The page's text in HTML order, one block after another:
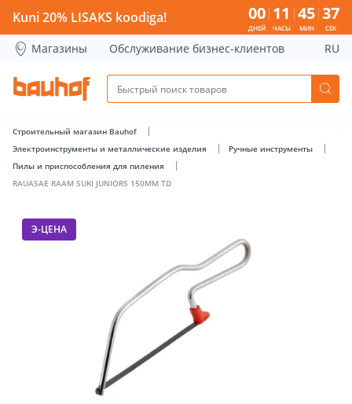
RAUASAE RAAM SUKI JUNIORS 150MM TD - Bauhof has
Kuni 20% LISAKS koodiga! 00
ДНЕЙ
11
ЧАСЫ
45
МИН
37
СЕК
Магазины Обслуживание бизнес-клиентов RU
Строительный магазин Bauhof
Электроинструменты и металлические изделия
Ручные инструменты
Пилы и приспособления для пиления
RAUASAE RAAM SUKI JUNIORS 150MM TD
Э-ЦЕНА